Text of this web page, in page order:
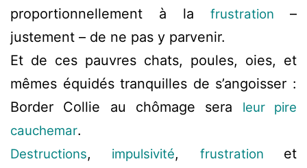
proportionnellement à la frustration –
justement – de ne pas y parvenir.
Et de ces pauvres chats, poules, oies, et
mêmes équidés tranquilles de s’angoisser :
Border Collie au chômage sera leur pire
cauchemar.
Destructions, impulsivité, frustration et